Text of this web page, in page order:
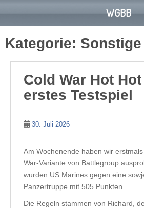
Kategorie:
Cold War Hot
erstes Testspiel
30. Juli 2026
Am Wochenende haben wir
War-Variante von Battlegroup
wurden US Marines gegen eine
Panzertruppe mit 505 Punkten.
Die Regeln stammen von Richard,
WGBB